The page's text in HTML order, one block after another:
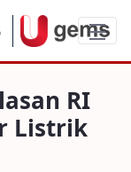
Belum
RI
Listrik